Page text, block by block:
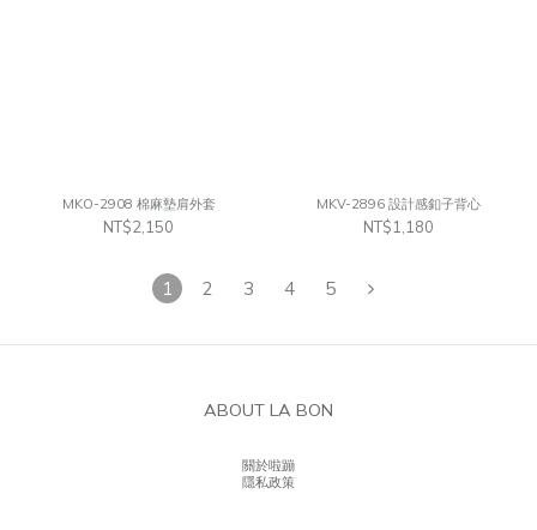
MKO-2908 棉麻墊肩外套
NT$2,150
MKV-2896 設計感釦子背心
NT$1,180
1 2 3 4 5
ABOUT LA BON
關於啦蹦
隱私政策